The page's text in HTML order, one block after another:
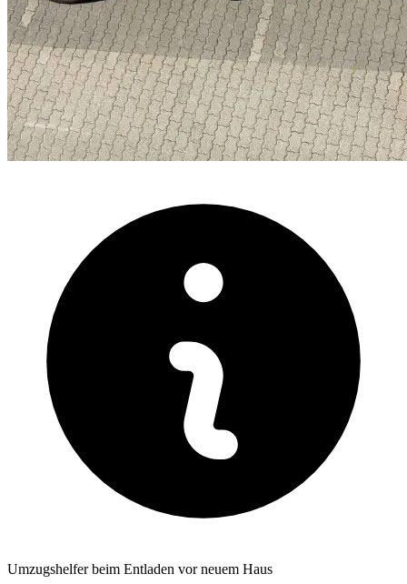
Umzugshelfer beim Entladen vor neuem Haus